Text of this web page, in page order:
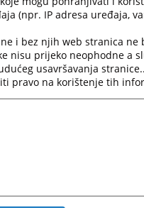
(npr. IP adresa uređaja,
i bez njih web stranica ne
nisu prijeko neophodne a
usavršavanja
pravo na korištenje tih